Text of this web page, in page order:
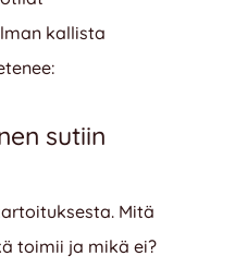
kallista
sutiin
Mitä
toimii ja mikä ei?